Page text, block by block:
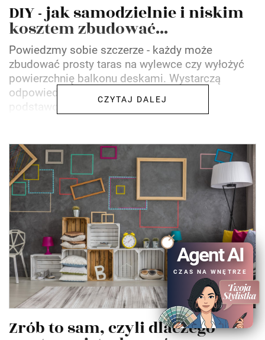
DIY - jak samodzielnie i niskim
kosztem zbudować...
Powiedzmy sobie szczerze - każdy może
zbudować prosty taras na wylewce czy wyłożyć
powierzchnię balkonu deskami. Wystarczą
odpowiednie materiały, trochę sprzętu,
podstawowa wiedza budowlana i...
CZYTAJ DALEJ
Zrób to sam, czyli dlaczego
Agent AI
CZAS NA WNĘTRZE